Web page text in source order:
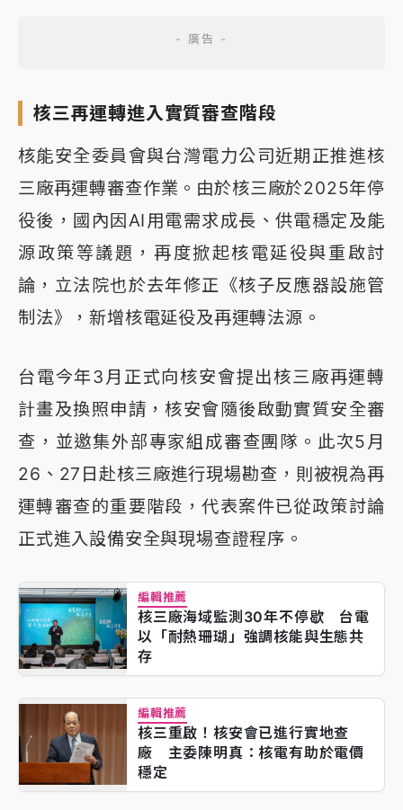
核三再運轉進入實質審查階段
核能安全委員會與台灣電力公司近期正推進核
三廠再運轉審查作業。由於核三廠於2025年停
役後，國內因AI用電需求成長、供電穩定及能
源政策等議題，再度掀起核電延役與重啟討
論，立法院也於去年修正《核子反應器設施管
制法》，新增核電延役及再運轉法源。
台電今年3月正式向核安會提出核三廠再運轉
計畫及換照申請，核安會隨後啟動實質安全審
查，並邀集外部專家組成審查團隊。此次5月
26、27日赴核三廠進行現場勘查，則被視為再
運轉審查的重要階段，代表案件已從政策討論
正式進入設備安全與現場查證程序。
編輯推薦
核三廠海域監測30年不停歇 台電
以「耐熱珊瑚」強調核能與生態共
存
編輯推薦
核三重啟！核安會已進行實地查
廠 主委陳明真：核電有助於電價
穩定